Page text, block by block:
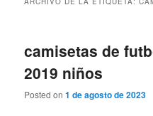
camisetas de
2019 niños
Posted on1 de agosto de 2023